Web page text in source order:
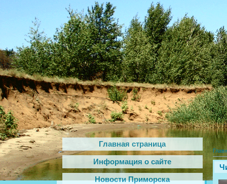
Главная страница
Информация о сайте
Новости Приморска